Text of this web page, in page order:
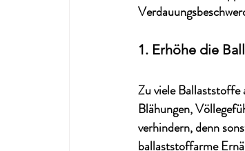
1. Erhöhe die
Zu viele Ballaststoffe
Blähungen,
verhindern, denn
ballaststoffarme